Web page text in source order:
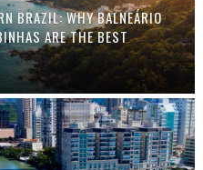
BRAZIL: WHY BALNEÁRIO
ARE THE BEST